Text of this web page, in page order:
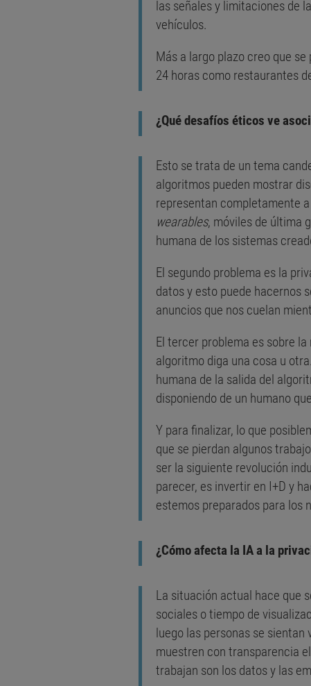
las señales y limitaciones de
vehículos.
Más a largo plazo creo que
24 horas como restaurantes
¿Qué desafíos éticos ve
Esto se trata de un tema
algoritmos pueden mostrar
representan completamente
wearables, móviles de última
humana de los sistemas
El segundo problema es la
datos y esto puede hacernos
anuncios que nos cuelan
El tercer problema es sobre
algoritmo diga una cosa u
humana de la salida del
disponiendo de un humano
Y para finalizar, lo que
que se pierdan algunos
ser la siguiente revolución
parecer, es invertir en I+D y
estemos preparados para los
¿Cómo afecta la IA a la
La situación actual hace que
sociales o tiempo de
luego las personas se sientan
muestren con transparencia
trabajan son los datos y las